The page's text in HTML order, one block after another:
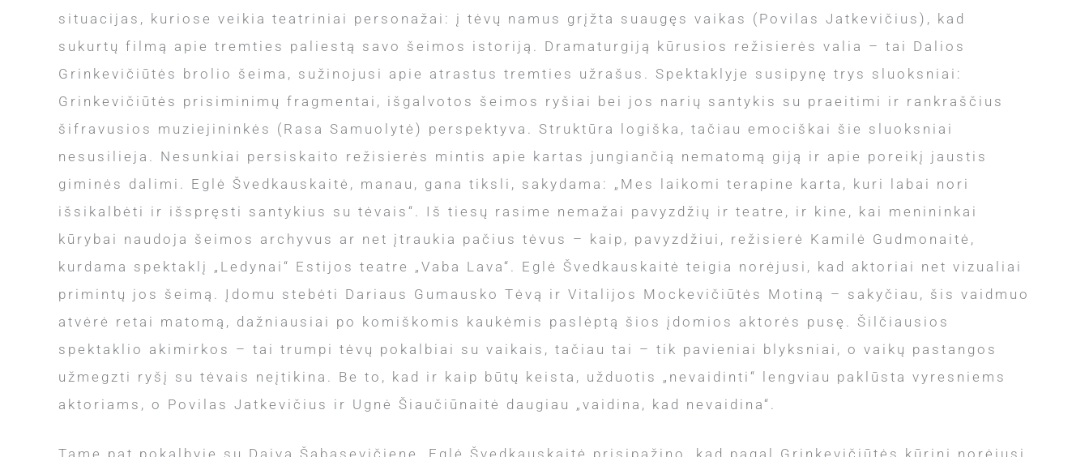
situacijas, kuriose veikia teatriniai personažai: į tėvų namus grįžta suaugęs vaikas (Povilas Jatkevičius), kad
sukurtų filmą apie tremties paliestą savo šeimos istoriją. Dramaturgiją kūrusios režisierės valia – tai Dalios
Grinkevičiūtės brolio šeima, sužinojusi apie atrastus tremties užrašus. Spektaklyje susipynę trys sluoksniai:
Grinkevičiūtės prisiminimų fragmentai, išgalvotos šeimos ryšiai bei jos narių santykis su praeitimi ir rankraščius
šifravusios muziejininkės (Rasa Samuolytė) perspektyva. Struktūra logiška, tačiau emociškai šie sluoksniai
nesusilieja. Nesunkiai persiskaito režisierės mintis apie kartas jungiančią nematomą giją ir apie poreikį jaustis
giminės dalimi. Eglė Švedkauskaitė, manau, gana tiksli, sakydama: „Mes laikomi terapine karta, kuri labai nori
išsikalbėti ir išspręsti santykius su tėvais“. Iš tiesų rasime nemažai pavyzdžių ir teatre, ir kine, kai menininkai
kūrybai naudoja šeimos archyvus ar net įtraukia pačius tėvus – kaip, pavyzdžiui, režisierė Kamilė Gudmonaitė,
kurdama spektaklį „Ledynai“ Estijos teatre „Vaba Lava“. Eglė Švedkauskaitė teigia norėjusi, kad aktoriai net vizualiai
primintų jos šeimą. Įdomu stebėti Dariaus Gumausko Tėvą ir Vitalijos Mockevičiūtės Motiną – sakyčiau, šis vaidmuo
atvėrė retai matomą, dažniausiai po komiškomis kaukėmis paslėptą šios įdomios aktorės pusę. Šilčiausios
spektaklio akimirkos – tai trumpi tėvų pokalbiai su vaikais, tačiau tai – tik pavieniai blyksniai, o vaikų pastangos
užmegzti ryšį su tėvais neįtikina. Be to, kad ir kaip būtų keista, užduotis „nevaidinti“ lengviau paklūsta vyresniems
aktoriams, o Povilas Jatkevičius ir Ugnė Šiaučiūnaitė daugiau „vaidina, kad nevaidina“.
Tame pat pokalbyje su Daiva Šabasevičiene, Eglė Švedkauskaitė prisipažino, kad pagal Grinkevičiūtės kūrinį norėjusi